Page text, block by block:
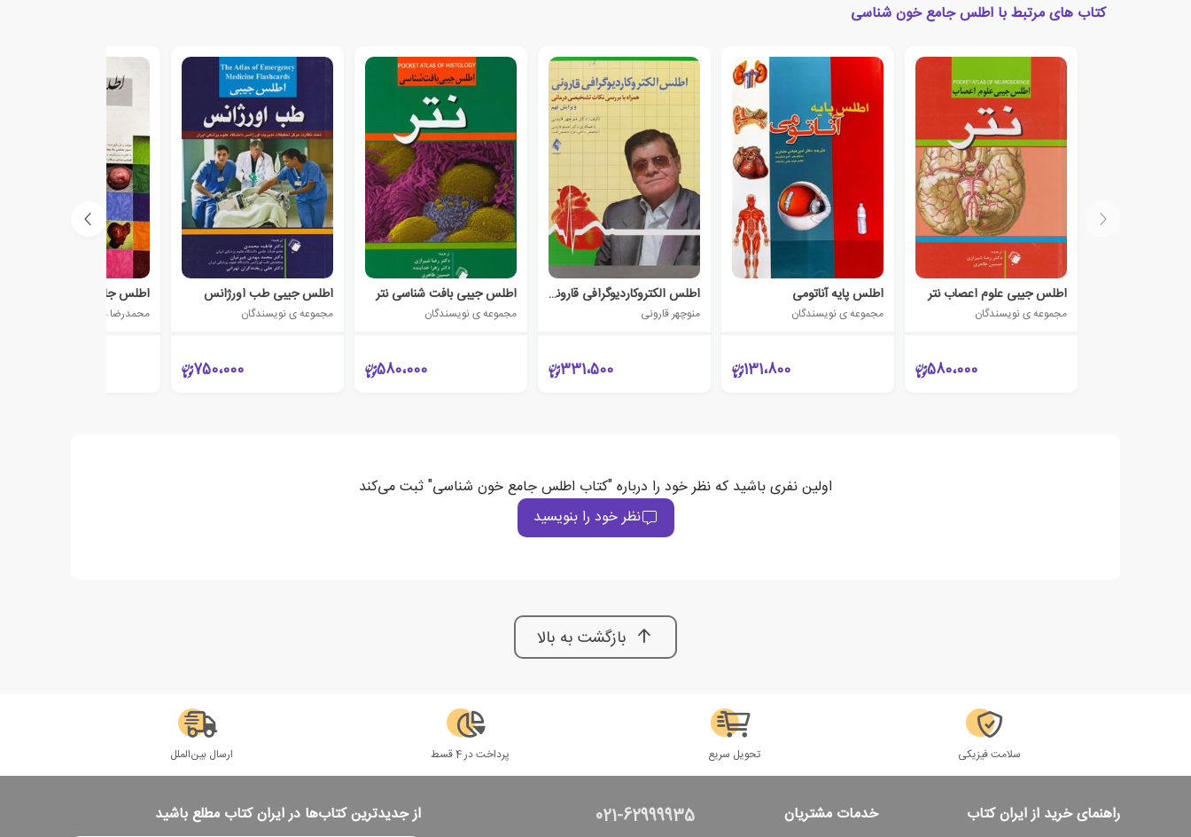
کتاب های مرتبط با اطلس جامع خون شناسی
اطلس جیبی علوم اعصاب نتر
مجموعه ی نویسندگان
580،000
اطلس پایه آناتومی
مجموعه ی نویسندگان
131،800
اطلس الکتروکاردیوگرافی قارونی
منوچهر قارونی
331،500
اطلس جیبی بافت شناسی نتر
مجموعه ی نویسندگان
580،000
اطلس جیبی طب اورژانس
مجموعه ی نویسندگان
750،000
اطلس جامع جراحی ایران
محمدرضا هاشم پور
اولین نفری باشید که نظر خود را درباره "کتاب اطلس جامع خون شناسی" ثبت می‌کند
نظر خود را بنویسید
بازگشت به بالا
سلامت فیزیکی تحویل سریع پرداخت در 4 قسط ارسال بین‌الملل
راهنمای خرید از ایران کتاب خدمات مشتریان 021-62999935 از جدیدترین کتاب‌ها در ایران کتاب مطلع باشید